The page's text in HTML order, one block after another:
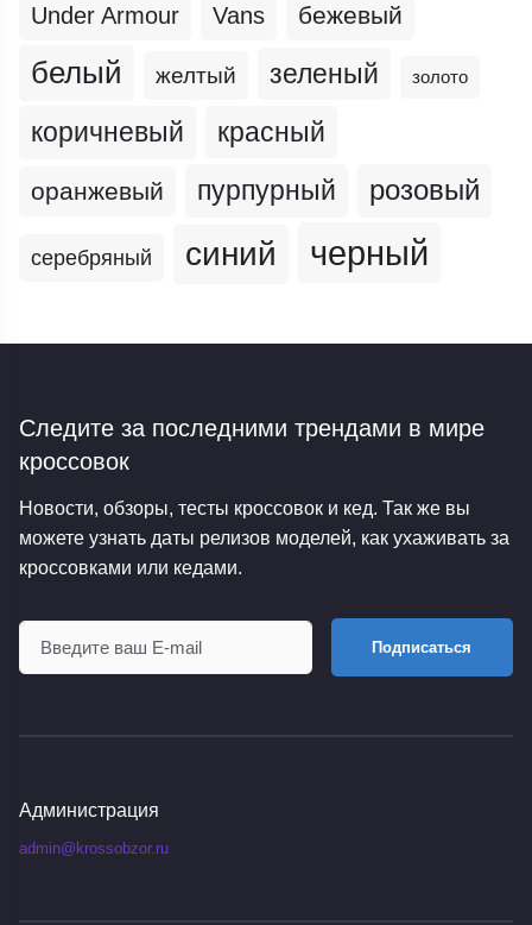
Under Armour Vans бежевый
белый желтый зеленый золото
коричневый красный
оранжевый пурпурный розовый
серебряный синий черный
Следите за последними трендами в мире
кроссовок
Новости, обзоры, тесты кроссовок и кед. Так же вы
можете узнать даты релизов моделей, как ухаживать за
кроссовками или кедами.
Подписаться
Администрация
admin@krossobzor.ru